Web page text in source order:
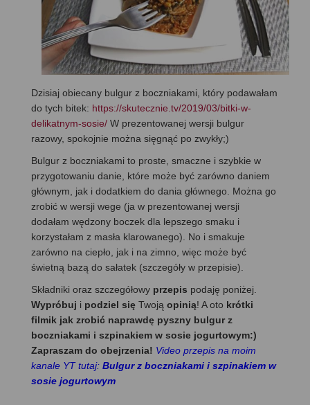
Dzisiaj obiecany bulgur z boczniakami, który podawałam
do tych bitek: https://skutecznie.tv/2019/03/bitki-w-
delikatnym-sosie/ W prezentowanej wersji bulgur
razowy, spokojnie można sięgnąć po zwykły;)
Bulgur z boczniakami to proste, smaczne i szybkie w
przygotowaniu danie, które może być zarówno daniem
głównym, jak i dodatkiem do dania głównego. Można go
zrobić w wersji wege (ja w prezentowanej wersji
dodałam wędzony boczek dla lepszego smaku i
korzystałam z masła klarowanego). No i smakuje
zarówno na ciepło, jak i na zimno, więc może być
świetną bazą do sałatek (szczegóły w przepisie).
Składniki oraz szczegółowy przepis podaję poniżej.
Wypróbuj i podziel się Twoją opinią! A oto krótki
filmik jak zrobić naprawdę pyszny bulgur z
boczniakami i szpinakiem w sosie jogurtowym:)
Zapraszam do obejrzenia! Video przepis na moim
kanale YT tutaj: Bulgur z boczniakami i szpinakiem w
sosie jogurtowym